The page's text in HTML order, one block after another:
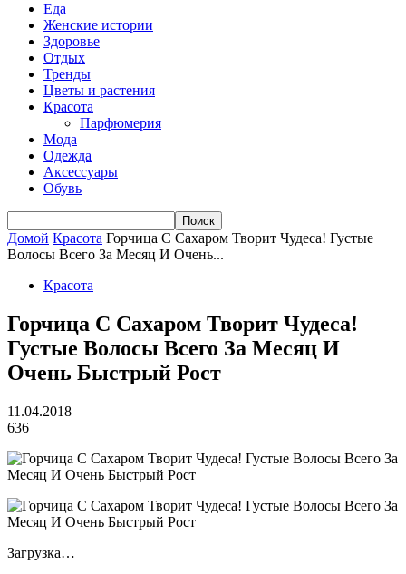
Еда
Женские истории
Здоровье
Отдых
Тренды
Цветы и растения
Красота
Парфюмерия
Мода
Одежда
Аксессуары
Обувь
Домой Красота Горчица С Сахаром Творит Чудеса! Густые
Волосы Всего За Месяц И Очень...
Красота
Горчица С Сахаром Творит Чудеса!
Густые Волосы Всего За Месяц И
Очень Быстрый Рост
11.04.2018
636
Загрузка…